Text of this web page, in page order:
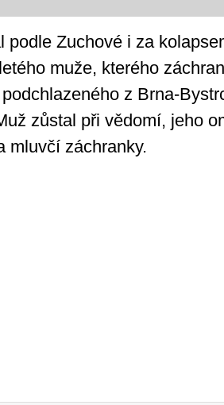
podle Zuchové i za
muže, kterého
z Brna-
zůstal při vědomí, jeho
mluvčí záchranky.